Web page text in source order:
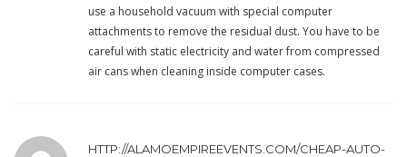
use a household vacuum with special computer
attachments to remove the residual dust. You have to be
careful with static electricity and water from compressed
air cans when cleaning inside computer cases.
HTTP://ALAMOEMPIREEVENTS.COM/CHEAP-AUTO-